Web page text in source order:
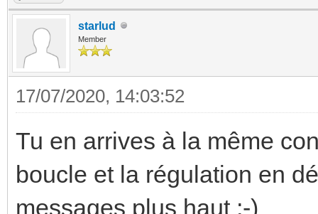
starlud
Member
17/07/2020, 14:03:52
Tu en arrives à la même
boucle et la régulation en
messages plus haut ;-)